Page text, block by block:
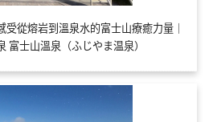
從熔岩到溫泉水的富士山療癒力量｜
富士山溫泉（ふじやま温泉）